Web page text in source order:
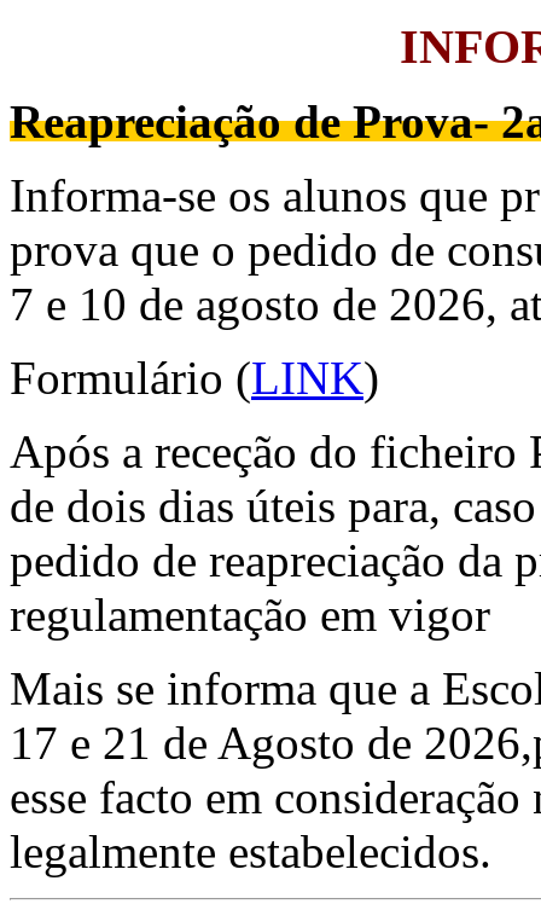
Reapreciação de Prova-
Informa-se os alunos que
prova que o pedido de
7 e 10 de agosto de 2026,
Formulário (LINK)
Após a receção do ficheiro
de dois dias úteis para,
pedido de reapreciação da
regulamentação em vigor
Mais se informa que a
17 e 21 de Agosto de
esse facto em
legalmente estabelecidos.